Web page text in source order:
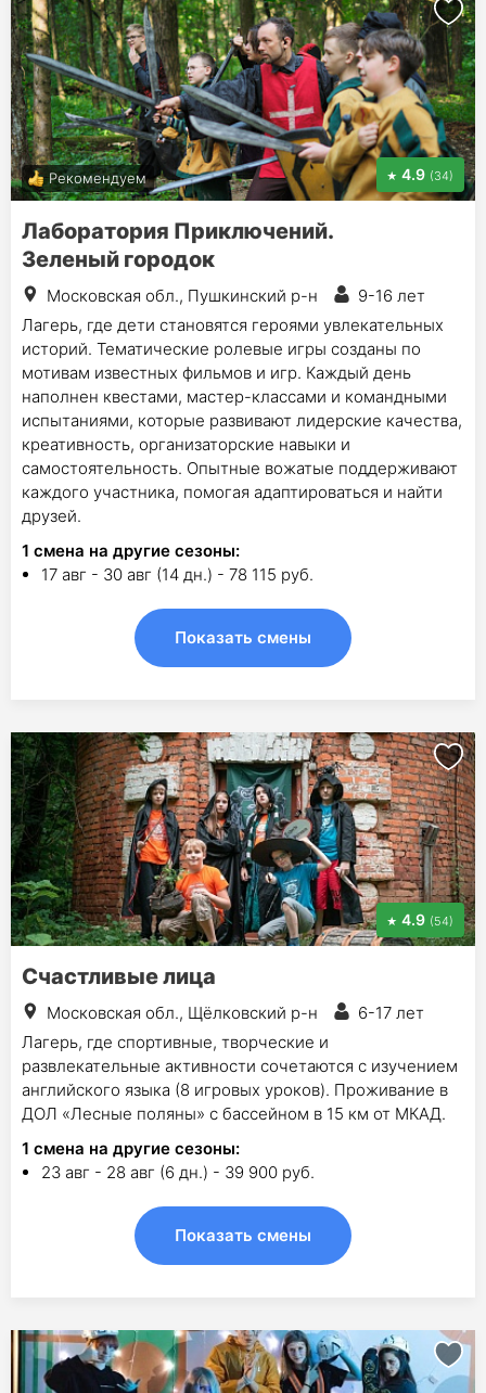
Рекомендуем 4.9 (34)
Лаборатория Приключений.
Зеленый городок
Московская обл., Пушкинский р-н
9-16 лет
Лагерь, где дети становятся героями увлекательных
историй. Тематические ролевые игры созданы по
мотивам известных фильмов и игр. Каждый день
наполнен квестами, мастер-классами и командными
испытаниями, которые развивают лидерские качества,
креативность, организаторские навыки и
самостоятельность. Опытные вожатые поддерживают
каждого участника, помогая адаптироваться и найти
друзей.
1 смена на другие сезоны:
17 авг - 30 авг (14 дн.) - 78 115 руб.
Показать смены
4.9 (54)
Счастливые лица
Московская обл., Щёлковский р-н
6-17 лет
Лагерь, где спортивные, творческие и
развлекательные активности сочетаются с изучением
английского языка (8 игровых уроков). Проживание в
ДОЛ «Лесные поляны» с бассейном в 15 км от МКАД.
1 смена на другие сезоны:
23 авг - 28 авг (6 дн.) - 39 900 руб.
Показать смены